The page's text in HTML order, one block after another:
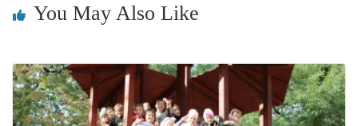
You May Also Like